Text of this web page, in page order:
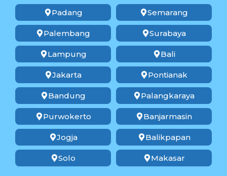
Padang
Palembang
Lampung
Jakarta
Bandung
Purwokerto
Jogja
Solo
Semarang
Surabaya
Bali
Pontianak
Palangkaraya
Banjarmasin
Balikpapan
Makasar